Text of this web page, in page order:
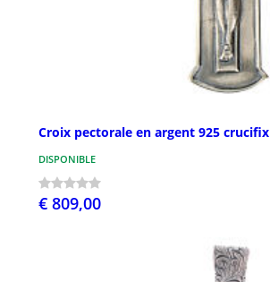
Croix pectorale en argent 925 crucifix
DISPONIBLE
€ 809,00